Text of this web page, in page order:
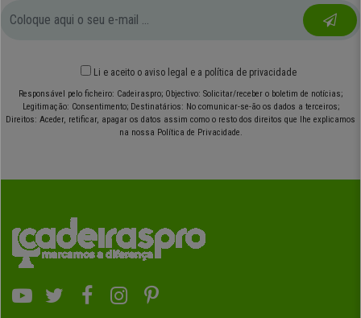
Li e aceito o aviso legal e a política de privacidade
Responsável pelo ficheiro: Cadeiraspro; Objectivo: Solicitar/receber o boletim de notícias;
Legitimação: Consentimento; Destinatários: No comunicar-se-ão os dados a terceiros;
Direitos: Aceder, retificar, apagar os datos assim como o resto dos direitos que lhe explicamos
na nossa Política de Privacidade.